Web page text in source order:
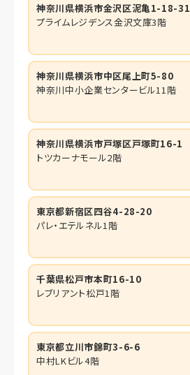
神奈川県横浜市金沢区泥亀1-18-31
プライムレジデンス金沢文庫3階
神奈川県横浜市中区尾上町5-80
神奈川中小企業センタービル11階
神奈川県横浜市戸塚区戸塚町16-1
トツカーナモール2階
東京都新宿区四谷4-28-20
パレ・エテルネル1階
千葉県松戸市本町16-10
レブリアント松戸1階
東京都立川市錦町3-6-6
中村LKビル4階